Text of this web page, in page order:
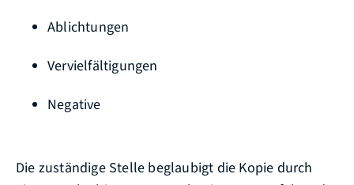
Ablichtungen
Vervielfältigungen
Negative
Die zuständige Stelle beglaubigt die Kopie durch